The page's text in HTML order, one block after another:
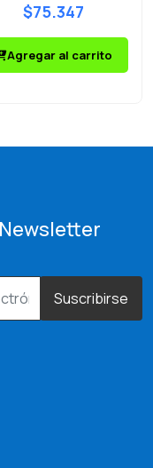
$75.347
Agregar al carrito
Suscribirse